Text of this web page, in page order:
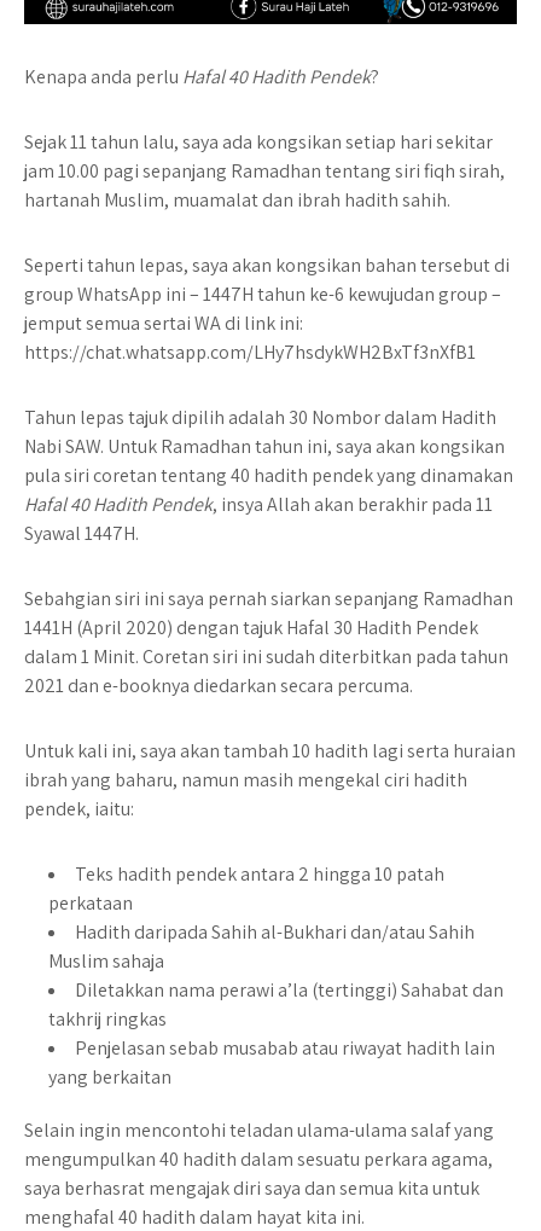
Kenapa anda perlu Hafal 40 Hadith Pendek?
Sejak 11 tahun lalu, saya ada kongsikan setiap hari sekitar
jam 10.00 pagi sepanjang Ramadhan tentang siri fiqh sirah,
hartanah Muslim, muamalat dan ibrah hadith sahih.
Seperti tahun lepas, saya akan kongsikan bahan tersebut di
group WhatsApp ini – 1447H tahun ke-6 kewujudan group –
jemput semua sertai WA di link ini:
https://chat.whatsapp.com/LHy7hsdykWH2BxTf3nXfB1
Tahun lepas tajuk dipilih adalah 30 Nombor dalam Hadith
Nabi SAW. Untuk Ramadhan tahun ini, saya akan kongsikan
pula siri coretan tentang 40 hadith pendek yang dinamakan
Hafal 40 Hadith Pendek, insya Allah akan berakhir pada 11
Syawal 1447H.
Sebahgian siri ini saya pernah siarkan sepanjang Ramadhan
1441H (April 2020) dengan tajuk Hafal 30 Hadith Pendek
dalam 1 Minit. Coretan siri ini sudah diterbitkan pada tahun
2021 dan e-booknya diedarkan secara percuma.
Untuk kali ini, saya akan tambah 10 hadith lagi serta huraian
ibrah yang baharu, namun masih mengekal ciri hadith
pendek, iaitu:
Teks hadith pendek antara 2 hingga 10 patah
perkataan
Hadith daripada Sahih al-Bukhari dan/atau Sahih
Muslim sahaja
Diletakkan nama perawi a’la (tertinggi) Sahabat dan
takhrij ringkas
Penjelasan sebab musabab atau riwayat hadith lain
yang berkaitan
Selain ingin mencontohi teladan ulama-ulama salaf yang
mengumpulkan 40 hadith dalam sesuatu perkara agama,
saya berhasrat mengajak diri saya dan semua kita untuk
menghafal 40 hadith dalam hayat kita ini.